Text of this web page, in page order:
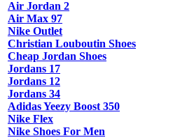
Air Jordan 2
Air Max 97
Nike Outlet
Christian Louboutin Shoes
Cheap Jordan Shoes
Jordans 17
Jordans 12
Jordans 34
Adidas Yeezy Boost 350
Nike Flex
Nike Shoes For Men